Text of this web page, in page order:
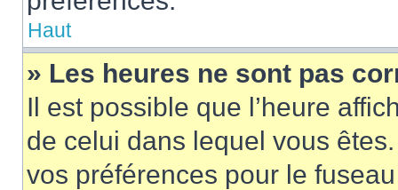
Haut
» Les heures ne sont pas
Il est possible que l’heure
de celui dans lequel vous
vos préférences pour le